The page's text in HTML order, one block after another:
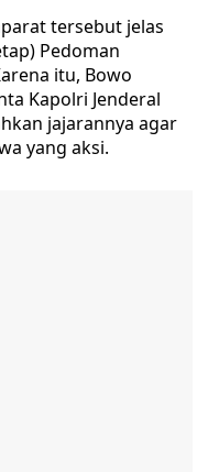
tersebut jelas
Pedoman
itu, Bowo
Kapolri Jenderal
jajarannya agar
yang aksi.